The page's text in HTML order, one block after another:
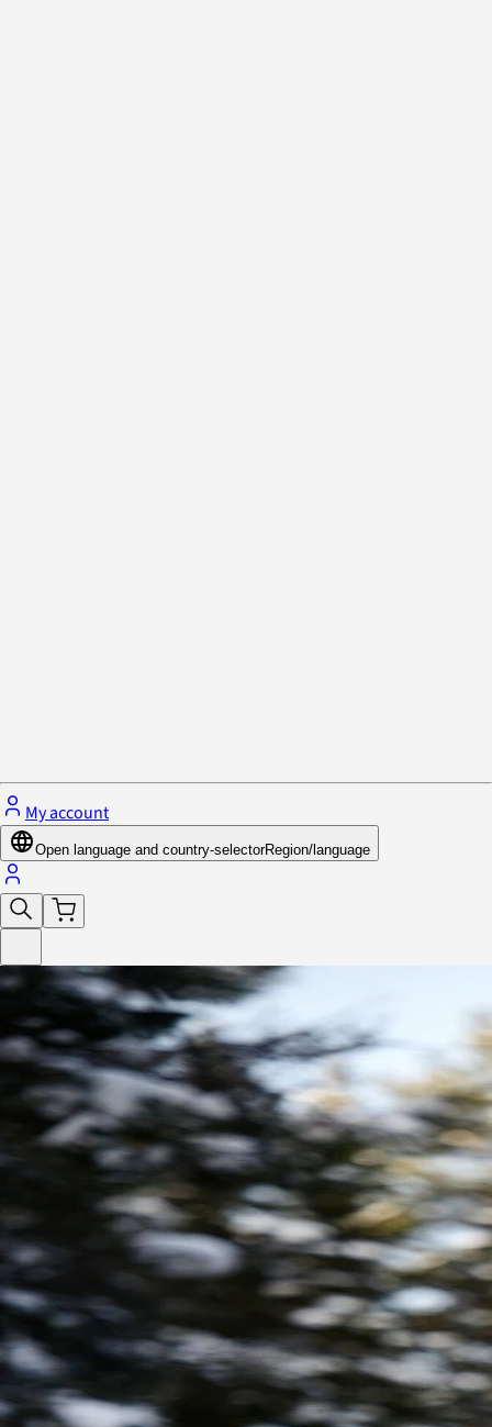
My account
Open language and country-selectorRegion/language